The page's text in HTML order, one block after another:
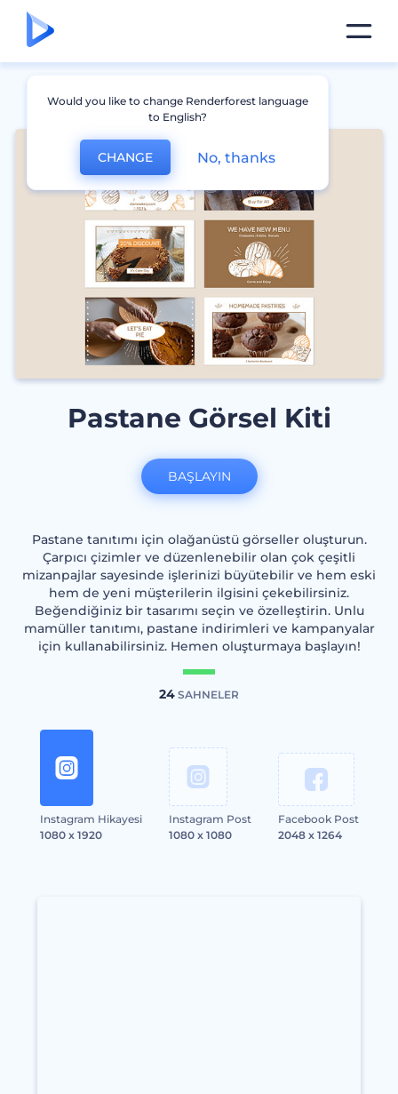
Pastane Görsel Kiti
Pastane tanıtımı için olağanüstü görseller oluşturun.
Çarpıcı çizimler ve düzenlenebilir olan çok çeşitli
mizanpajlar sayesinde işlerinizi büyütebilir ve hem eski
hem de yeni müşterilerin ilgisini çekebilirsiniz.
Beğendiğiniz bir tasarımı seçin ve özelleştirin. Unlu
mamüller tanıtımı, pastane indirimleri ve kampanyalar
için kullanabilirsiniz. Hemen oluşturmaya başlayın!
24 SAHNELER
Instagram Hikayesi
1080 x 1920
Instagram Post
1080 x 1080
Facebook Post
2048 x 1264
BAŞLAYIN
Would you like to change Renderforest language
to English?
CHANGE No, thanks